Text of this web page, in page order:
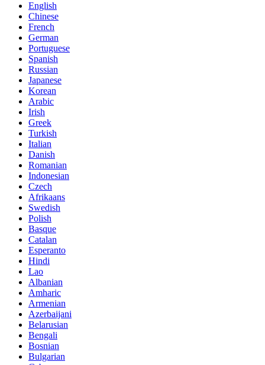
English
Chinese
French
German
Portuguese
Spanish
Russian
Japanese
Korean
Arabic
Irish
Greek
Turkish
Italian
Danish
Romanian
Indonesian
Czech
Afrikaans
Swedish
Polish
Basque
Catalan
Esperanto
Hindi
Lao
Albanian
Amharic
Armenian
Azerbaijani
Belarusian
Bengali
Bosnian
Bulgarian